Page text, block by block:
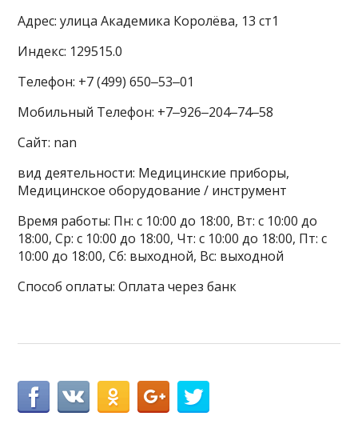
Адрес: улица Академика Королёва, 13 ст1
Индекс: 129515.0
Телефон: +7 (499) 650‒53‒01
Мобильный Телефон: +7‒926‒204‒74‒58
Сайт: nan
вид деятельности: Медицинские приборы,
Медицинское оборудование / инструмент
Время работы: Пн: с 10:00 до 18:00, Вт: с 10:00 до
18:00, Ср: с 10:00 до 18:00, Чт: с 10:00 до 18:00, Пт: с
10:00 до 18:00, Сб: выходной, Вс: выходной
Способ оплаты: Оплата через банк